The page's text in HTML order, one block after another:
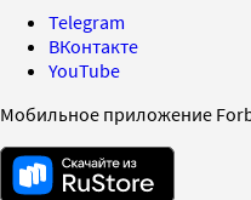
Telegram
ВКонтакте
YouTube
Мобильное приложение